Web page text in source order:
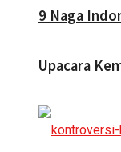
9 Naga
Upacara